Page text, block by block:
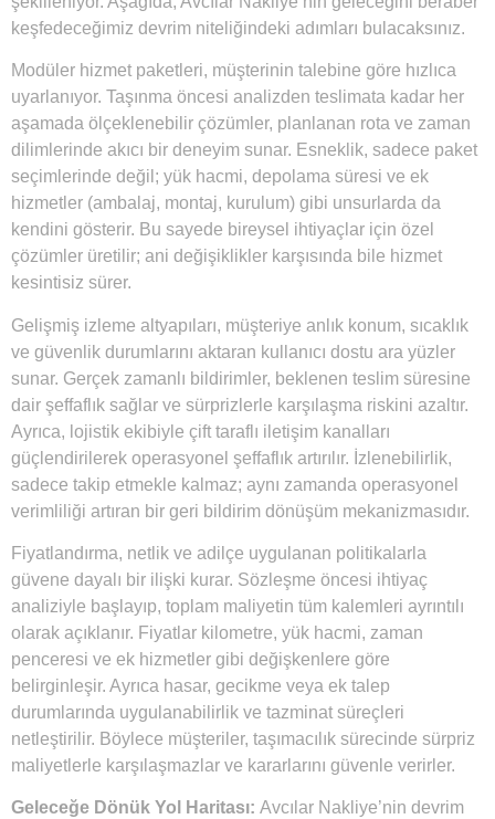
keşfedeceğimiz devrim niteliğindeki adımları bulacaksınız.
Modüler hizmet paketleri, müşterinin talebine göre hızlıca
uyarlanıyor. Taşınma öncesi analizden teslimata kadar her
aşamada ölçeklenebilir çözümler, planlanan rota ve zaman
dilimlerinde akıcı bir deneyim sunar. Esneklik, sadece paket
seçimlerinde değil; yük hacmi, depolama süresi ve ek
hizmetler (ambalaj, montaj, kurulum) gibi unsurlarda da
kendini gösterir. Bu sayede bireysel ihtiyaçlar için özel
çözümler üretilir; ani değişiklikler karşısında bile hizmet
kesintisiz sürer.
Gelişmiş izleme altyapıları, müşteriye anlık konum, sıcaklık
ve güvenlik durumlarını aktaran kullanıcı dostu ara yüzler
sunar. Gerçek zamanlı bildirimler, beklenen teslim süresine
dair şeffaflık sağlar ve sürprizlerle karşılaşma riskini azaltır.
Ayrıca, lojistik ekibiyle çift taraflı iletişim kanalları
güçlendirilerek operasyonel şeffaflık artırılır. İzlenebilirlik,
sadece takip etmekle kalmaz; aynı zamanda operasyonel
verimliliği artıran bir geri bildirim dönüşüm mekanizmasıdır.
Fiyatlandırma, netlik ve adilçe uygulanan politikalarla
güvene dayalı bir ilişki kurar. Sözleşme öncesi ihtiyaç
analiziyle başlayıp, toplam maliyetin tüm kalemleri ayrıntılı
olarak açıklanır. Fiyatlar kilometre, yük hacmi, zaman
penceresi ve ek hizmetler gibi değişkenlere göre
belirginleşir. Ayrıca hasar, gecikme veya ek talep
durumlarında uygulanabilirlik ve tazminat süreçleri
netleştirilir. Böylece müşteriler, taşımacılık sürecinde sürpriz
maliyetlerle karşılaşmazlar ve kararlarını güvenle verirler.
Geleceğe Dönük Yol Haritası: Avcılar Nakliye’nin devrim